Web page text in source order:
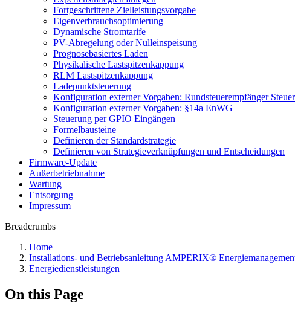
Fortgeschrittene Zielleistungsvorgabe
Eigenverbrauchsoptimierung
Dynamische Stromtarife
PV-Abregelung oder Nulleinspeisung
Prognosebasiertes Laden
Physikalische Lastspitzenkappung
RLM Lastspitzenkappung
Ladepunktsteuerung
Konfiguration externer Vorgaben: Rundsteuerempfänger
Konfiguration externer Vorgaben: §14a EnWG
Steuerung per GPIO Eingängen
Formelbausteine
Definieren der Standardstrategie
Definieren von Strategieverknüpfungen und Entscheidungen
Firmware-Update
Außerbetriebnahme
Wartung
Entsorgung
Impressum
Breadcrumbs
Home
Installations- und Betriebsanleitung AMPERIX®
Energiedienstleistungen
On this Page